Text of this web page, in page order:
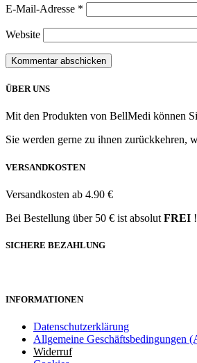
E-Mail-Adresse *
Website
ÜBER UNS
Mit den Produkten von BellMedi können
Sie werden gerne zu ihnen zurückkehren,
VERSANDKOSTEN
Versandkosten ab 4.90 €
Bei Bestellung über 50 € ist absolut FREI !
SICHERE BEZAHLUNG
INFORMATIONEN
Datenschutzerklärung
Allgemeine Geschäftsbedingungen
Widerruf